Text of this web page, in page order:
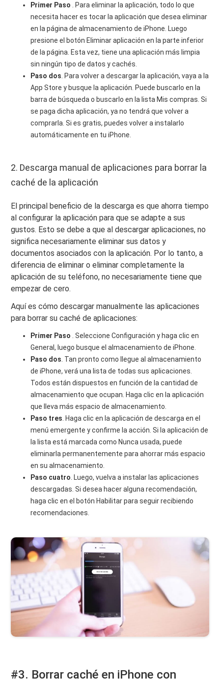
Primer Paso
. Para eliminar la aplicación, todo lo que
necesita hacer es tocar la aplicación que desea eliminar
en la página de almacenamiento de iPhone. Luego
presione el botón Eliminar aplicación en la parte inferior
de la página. Esta vez, tiene una aplicación más limpia
sin ningún tipo de datos y cachés.
Paso dos . Para volver a descargar la aplicación, vaya a la
App Store y busque la aplicación. Puede buscarlo en la
barra de búsqueda o buscarlo en la lista Mis compras. Si
se paga dicha aplicación, ya no tendrá que volver a
comprarla. Si es gratis, puedes volver a instalarlo
automáticamente en tu iPhone.
2. Descarga manual de aplicaciones para borrar la
caché de la aplicación
El principal beneficio de la descarga es que ahorra tiempo
al configurar la aplicación para que se adapte a sus
gustos. Esto se debe a que al descargar aplicaciones, no
significa necesariamente eliminar sus datos y
documentos asociados con la aplicación. Por lo tanto, a
diferencia de eliminar o eliminar completamente la
aplicación de su teléfono, no necesariamente tiene que
empezar de cero.
Aquí es cómo descargar manualmente las aplicaciones
para borrar su caché de aplicaciones:
Primer Paso
. Seleccione Configuración y haga clic en
General, luego busque el almacenamiento de iPhone.
Paso dos . Tan pronto como llegue al almacenamiento
de iPhone, verá una lista de todas sus aplicaciones.
Todos están dispuestos en función de la cantidad de
almacenamiento que ocupan. Haga clic en la aplicación
que lleva más espacio de almacenamiento.
Paso tres . Haga clic en la aplicación de descarga en el
menú emergente y confirme la acción. Si la aplicación de
la lista está marcada como Nunca usada, puede
eliminarla permanentemente para ahorrar más espacio
en su almacenamiento.
Paso cuatro . Luego, vuelva a instalar las aplicaciones
descargadas. Si desea hacer alguna recomendación,
haga clic en el botón Habilitar para seguir recibiendo
recomendaciones.
#3. Borrar caché en iPhone con